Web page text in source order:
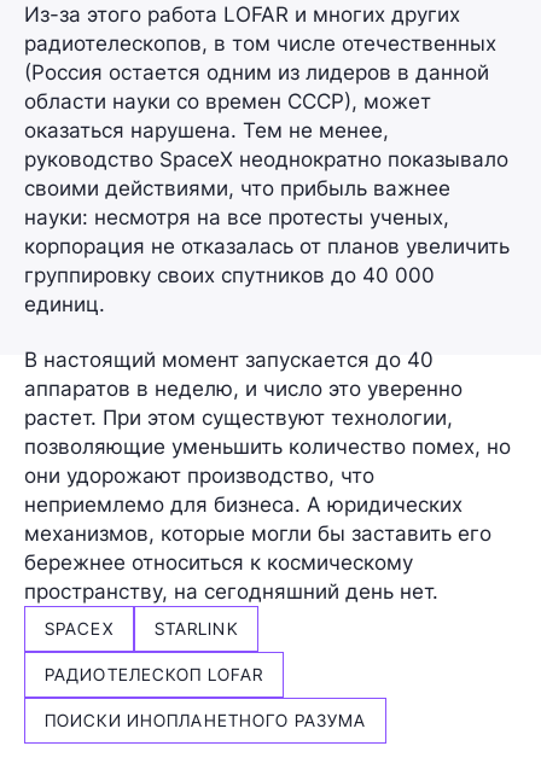
Из-за этого работа LOFAR и многих других
радиотелескопов, в том числе отечественных
(Россия остается одним из лидеров в данной
области науки со времен СССР), может
оказаться нарушена. Тем не менее,
руководство SpaceX неоднократно показывало
своими действиями, что прибыль важнее
науки: несмотря на все протесты ученых,
корпорация не отказалась от планов увеличить
группировку своих спутников до 40 000
единиц.
В настоящий момент запускается до 40
аппаратов в неделю, и число это уверенно
растет. При этом существуют технологии,
позволяющие уменьшить количество помех, но
они удорожают производство, что
неприемлемо для бизнеса. А юридических
механизмов, которые могли бы заставить его
бережнее относиться к космическому
пространству, на сегодняшний день нет.
SPACEX STARLINK
РАДИОТЕЛЕСКОП LOFAR
ПОИСКИ ИНОПЛАНЕТНОГО РАЗУМА